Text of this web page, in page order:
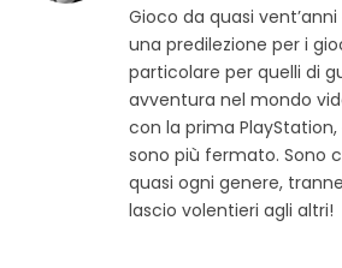
t
o
w
c
e
b
k
s
t
a
a
m
Gioco da quasi
una predilezione per i
particolare per quelli di
avventura nel mondo
con la prima
sono più fermato. Sono
quasi ogni genere,
lascio volentieri agli altri!